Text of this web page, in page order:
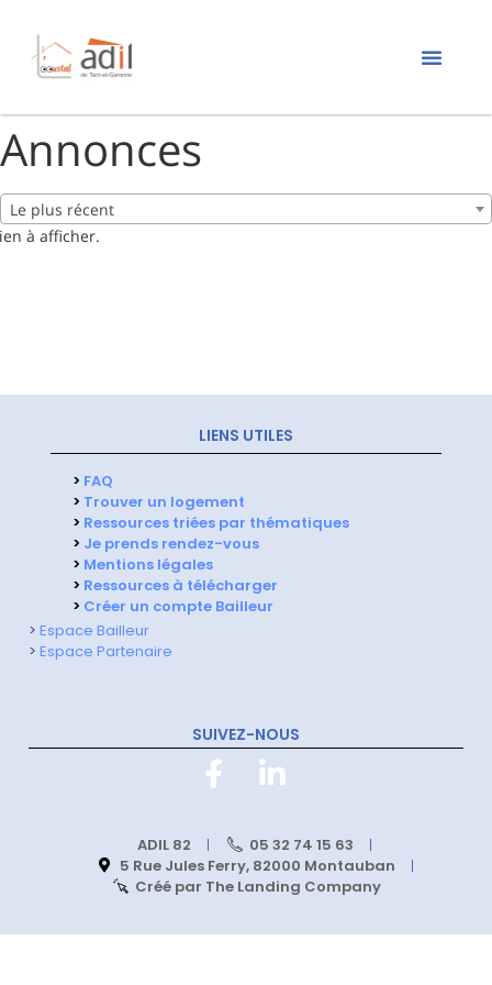
Annonces
Le plus récent
à afficher.
LIENS UTILES
> FAQ
> Trouver un logement
> Ressources triées par thématiques
> Je prends rendez-vous
> Mentions légales
> Ressources à télécharger
> Créer un compte Bailleur
> Espace Bailleur
> Espace Partenaire
SUIVEZ-NOUS
ADIL 82
05 32 74 15 63
5 Rue Jules Ferry, 82000 Montauban
Créé par The Landing Company